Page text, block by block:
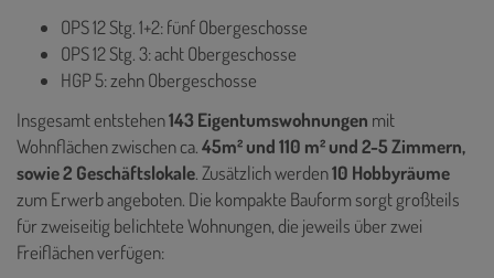
OPS 12 Stg. 1+2: fünf Obergeschosse
OPS 12 Stg. 3: acht Obergeschosse
HGP 5: zehn Obergeschosse
Insgesamt entstehen143 Eigentumswohnungen mit
Wohnflächen zwischen ca.45m² und 110 m² und 2-5 Zimmern,
sowie 2 Geschäftslokale. Zusätzlich werden10 Hobbyräume
zum Erwerb angeboten. Die kompakte Bauform sorgt großteils
für zweiseitig belichtete Wohnungen, die jeweils über zwei
Freiflächen verfügen: